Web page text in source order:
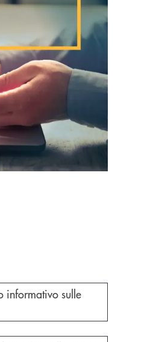
finestra
informativo sulle